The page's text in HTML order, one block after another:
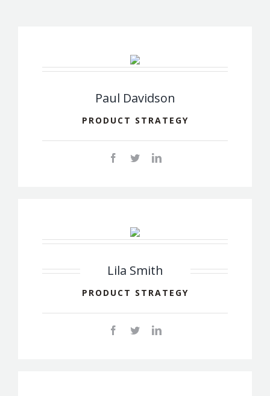
Paul Davidson
PRODUCT STRATEGY
Lila Smith
PRODUCT STRATEGY